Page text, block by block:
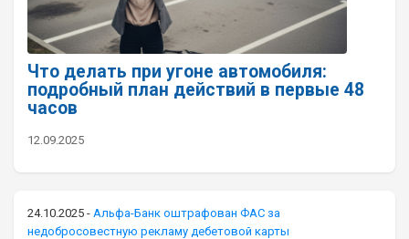
Что делать при угоне автомобиля:
подробный план действий в первые 48
часов
12.09.2025
24.10.2025 - Альфа-Банк оштрафован ФАС за
недобросовестную рекламу дебетовой карты